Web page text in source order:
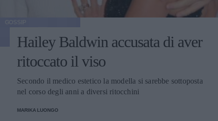
Hailey Baldwin accusata di aver
ritoccato il viso
Secondo il medico estetico la modella si sarebbe sottoposta
nel corso degli anni a diversi ritocchini
MARIKA LUONGO